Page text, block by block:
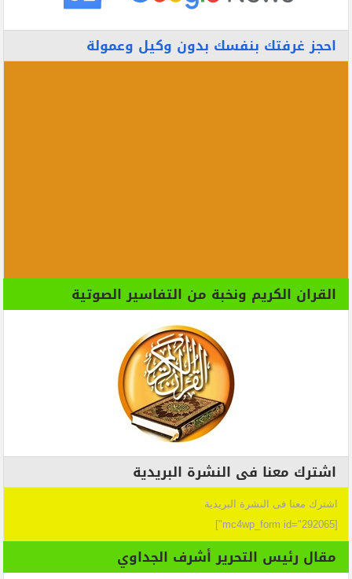
احجز غرفتك بنفسك بدون وكيل وعمولة
القران الكريم ونخبة من التفاسير الصوتية
اشترك معنا فى النشرة البريدية
اشترك معنا فى النشرة البريدية
[mc4wp_form id="292065"]
مقال رئيس التحرير أشرف الجداوي